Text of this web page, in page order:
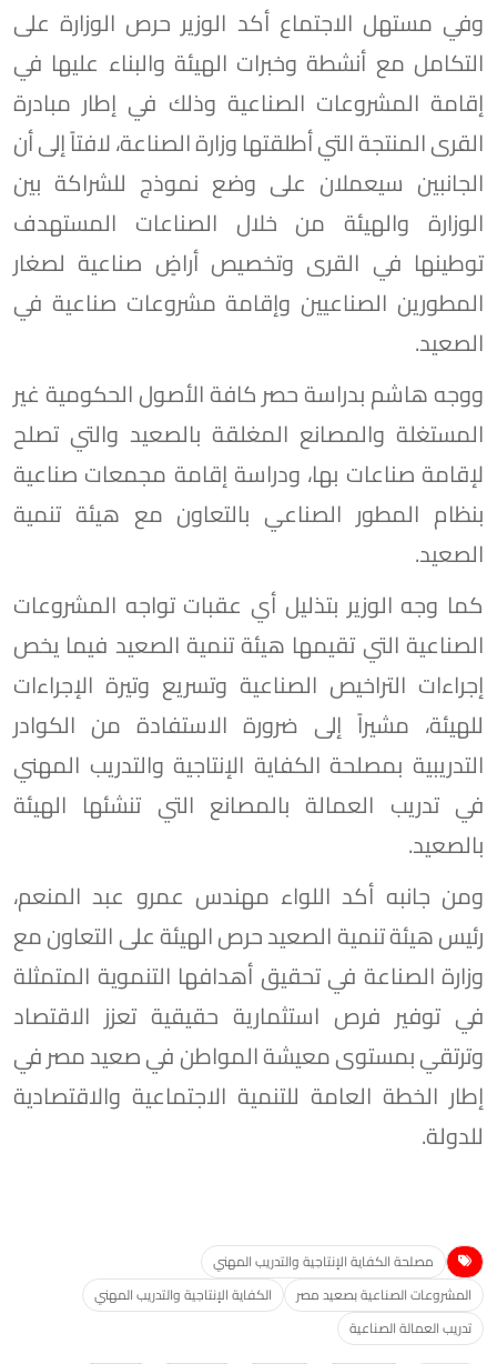
وفي مستهل الاجتماع أكد الوزير حرص الوزارة على
التكامل مع أنشطة وخبرات الهيئة والبناء عليها في
إقامة المشروعات الصناعية وذلك في إطار مبادرة
القرى المنتجة التي أطلقتها وزارة الصناعة، لافتاً إلى أن
الجانبين سيعملان على وضع نموذج للشراكة بين
الوزارة والهيئة من خلال الصناعات المستهدف
توطينها في القرى وتخصيص أراضٍ صناعية لصغار
المطورين الصناعيين وإقامة مشروعات صناعية في
الصعيد.
ووجه هاشم بدراسة حصر كافة الأصول الحكومية غير
المستغلة والمصانع المغلقة بالصعيد والتي تصلح
لإقامة صناعات بها، ودراسة إقامة مجمعات صناعية
بنظام المطور الصناعي بالتعاون مع هيئة تنمية
الصعيد.
كما وجه الوزير بتذليل أي عقبات تواجه المشروعات
الصناعية التي تقيمها هيئة تنمية الصعيد فيما يخص
إجراءات التراخيص الصناعية وتسريع وتيرة الإجراءات
للهيئة، مشيراً إلى ضرورة الاستفادة من الكوادر
التدريبية بمصلحة الكفاية الإنتاجية والتدريب المهني
في تدريب العمالة بالمصانع التي تنشئها الهيئة
بالصعيد.
ومن جانبه أكد اللواء مهندس عمرو عبد المنعم،
رئيس هيئة تنمية الصعيد حرص الهيئة على التعاون مع
وزارة الصناعة في تحقيق أهدافها التنموية المتمثلة
في توفير فرص استثمارية حقيقية تعزز الاقتصاد
وترتقي بمستوى معيشة المواطن في صعيد مصر في
إطار الخطة العامة للتنمية الاجتماعية والاقتصادية
للدولة.
مصلحة الكفاية الإنتاجية والتدريب المهني
المشروعات الصناعية بصعيد مصر
الكفاية الإنتاجية والتدريب المهني
تدريب العمالة الصناعية